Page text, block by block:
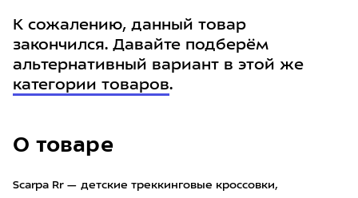
О товаре
Scarpa Rr — детские треккинговые кроссовки,
К сожалению, данный товар
закончился. Давайте подберём
альтернативный вариант в этой же
категории товаров.